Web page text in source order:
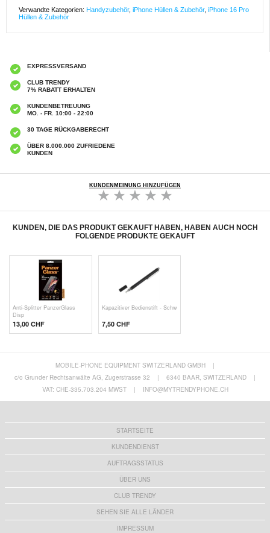
Verwandte Kategorien: Handyzubehör, iPhone Hüllen & Zubehör, iPhone 16 Pro
Hüllen & Zubehör
EXPRESSVERSAND
CLUB TRENDY
7% RABATT ERHALTEN
KUNDENBETREUUNG
MO. - FR. 10:00 - 22:00
30 TAGE RÜCKGABERECHT
ÜBER 8.000.000 ZUFRIEDENE
KUNDEN
KUNDENMEINUNG HINZUFÜGEN
KUNDEN, DIE DAS PRODUKT GEKAUFT HABEN, HABEN AUCH NOCH
FOLGENDE PRODUKTE GEKAUFT
Anti-Splitter PanzerGlass
Disp
13,00 CHF
Kapazitiver Bedienstift - Schw
7,50 CHF
MOBILE-PHONE EQUIPMENT SWITZERLAND GMBH
|
c/o Grunder Rechtsanwälte AG, Zugerstrasse 32
| 6340 BAAR, SWITZERLAND
|
VAT: CHE-335.703.204 MWST
| INFO@MYTRENDYPHONE.CH
STARTSEITE
KUNDENDIENST
AUFTRAGSSTATUS
ÜBER UNS
CLUB TRENDY
SEHEN SIE ALLE LÄNDER
IMPRESSUM